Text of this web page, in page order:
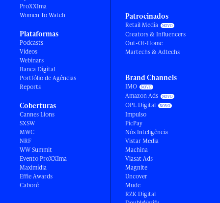
ProXXIma
Women To Watch
Plataformas
Podcasts
Vídeos
Webinars
Banca Digital
Portfólio de Agências
Reports
Coberturas
Cannes Lions
SXSW
MWC
NRF
WW Summit
Evento ProXXIma
Maximídia
Effie Awards
Caboré
Patrocinados
Retail Media
Creators & Influencers
Out-Of-Home
Martechs & Adtechs
Brand Channels
IMO
Amazon Ads
OPL Digital
Impulso
PicPay
Nós Inteligência
Vistar Media
Machina
Viasat Ads
Magnite
Uncover
Mude
RZK Digital